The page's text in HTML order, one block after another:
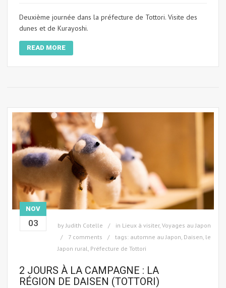
Deuxième journée dans la préfecture de Tottori. Visite des
dunes et de Kurayoshi.
READ MORE
NOV
03 by Judith Cotelle in Lieux à visiter, Voyages au Japon
7 comments
tags: automne au Japon Daisen le
Japon rural Préfecture de Tottori
2 JOURS À LA CAMPAGNE : LA
RÉGION DE DAISEN (TOTTORI)